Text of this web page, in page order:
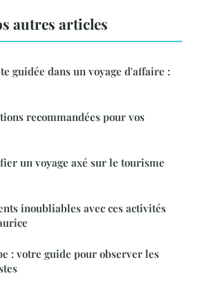
autres articles
guidée dans un voyage d'affaire :
recommandées pour vos
un voyage axé sur le tourisme
inoubliables avec ces activités
: votre guide pour observer les